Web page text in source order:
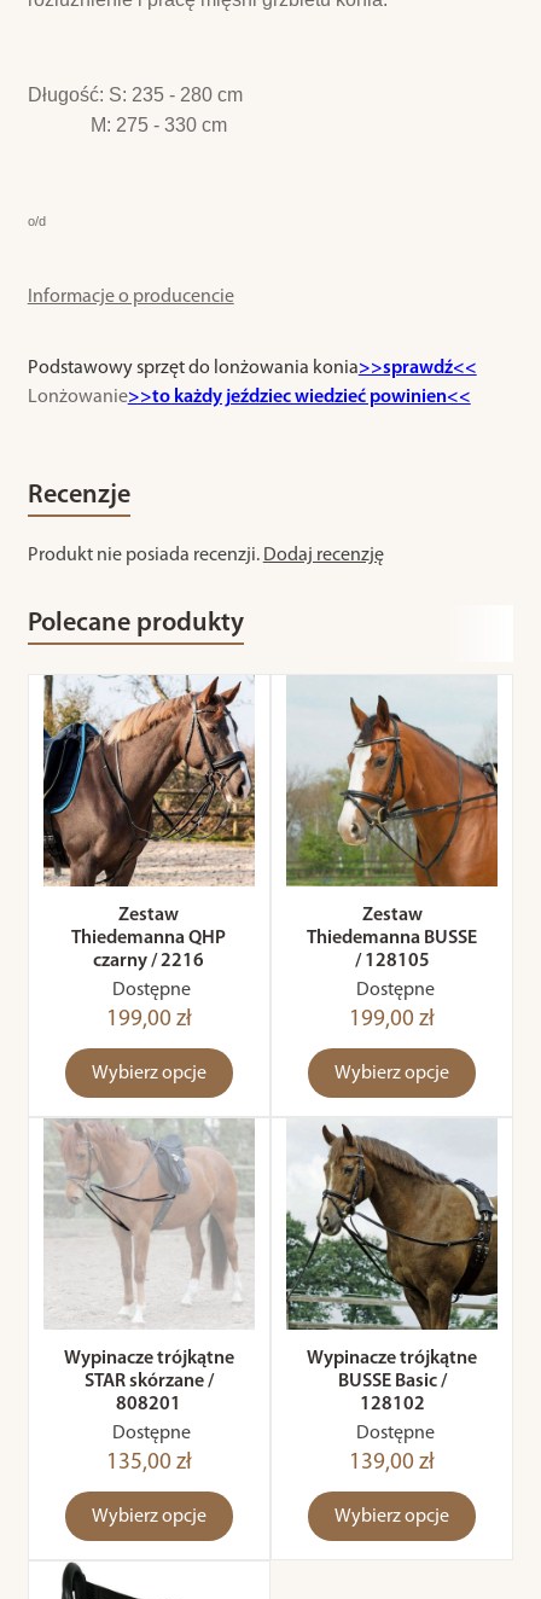
Długość: S: 235 - 280 cm
M: 275 - 330 cm
o/d
Informacje o producencie
Podstawowy sprzęt do lonżowania konia>>sprawdź<<
Lonżowanie>>to każdy jeździec wiedzieć powinien<<
Recenzje
Produkt nie posiada recenzji. Dodaj recenzję
Polecane produkty
Zestaw
Thiedemanna QHP
czarny / 2216
Dostępne
199,00 zł
Wybierz opcje
Zestaw
Thiedemanna BUSSE
/ 128105
Dostępne
199,00 zł
Wybierz opcje
Wypinacze trójkątne
STAR skórzane /
808201
Dostępne
135,00 zł
Wybierz opcje
Wypinacze trójkątne
BUSSE Basic /
128102
Dostępne
139,00 zł
Wybierz opcje